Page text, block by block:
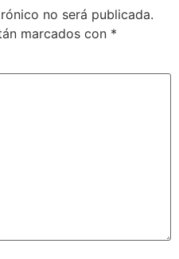
no será publicada.
marcados con *